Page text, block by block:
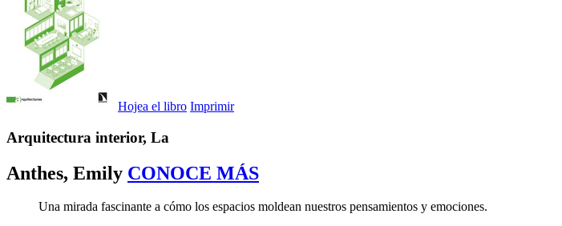
Hojea el libro Imprimir
Arquitectura interior, La
Anthes, Emily CONOCE MÁS
Una mirada fascinante a cómo los espacios moldean nuestros pensamientos y emociones.